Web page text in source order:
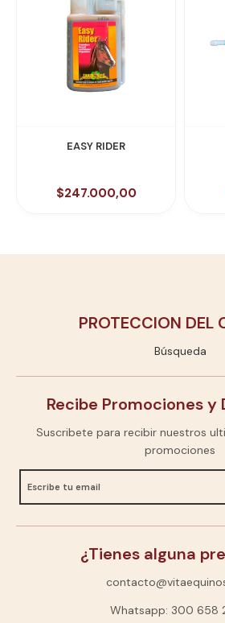
EASY RIDER
$247.000,00
PROTECCION DEL
Búsqueda
Recibe Promociones y
Suscribete para recibir nuestros
promociones
¿Tienes alguna
Whatsapp: 300 658